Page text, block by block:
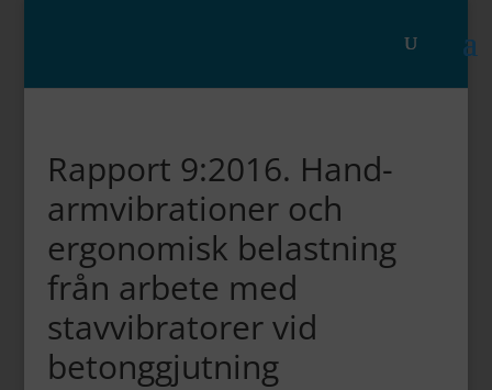
Rapport 9:2016. Hand-
armvibrationer och
ergonomisk belastning
från arbete med
stavvibratorer vid
betonggjutning